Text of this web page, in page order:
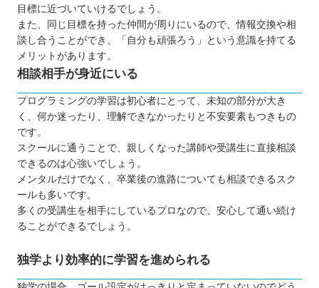
目標に近づいていけるでしょう。
また、同じ目標を持った仲間が周りにいるので、情報交換や相
談し合うことができ、「自分も頑張ろう」という意識を持てる
メリットがあります。
相談相手が身近にいる
プログラミングの学習は初心者にとって、未知の部分が大き
く、何か迷ったり、理解できなかったりと不安要素もつきもの
です。
スクールに通うことで、親しくなった講師や受講生に直接相談
できるのは心強いでしょう。
メンタルだけでなく、卒業後の進路についても相談できるスク
ールも多いです。
多くの受講生を相手にしているプロなので、安心して通い続け
ることができるでしょう。
独学より効率的に学習を進められる